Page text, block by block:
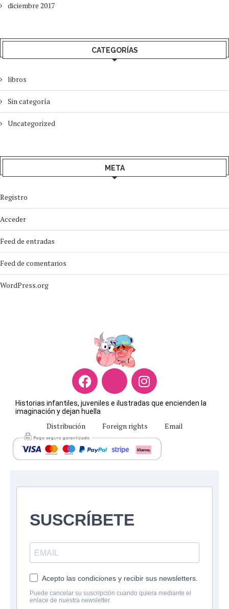
diciembre 2017
CATEGORÍAS
libros
Sin categoría
Uncategorized
META
Registro
Acceder
Feed de entradas
Feed de comentarios
WordPress.org
Historias infantiles, juveniles e ilustradas que encienden la
imaginación y dejan huella
Distribución Foreign rights Email
SUSCRÍBETE
Acepto las condiciones y recibir sus newsletters.
Puede cancelar su suscripción cuando quiera mediante el
enlace de nuestra newsletter.